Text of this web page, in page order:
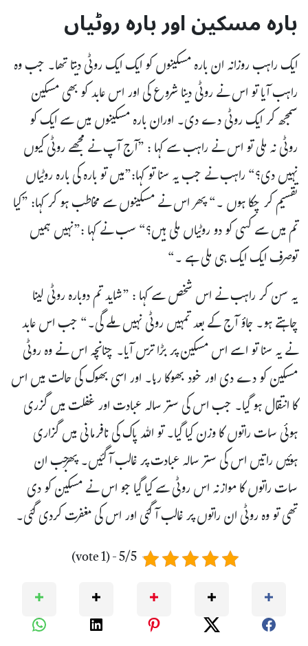
بارہ مسکین اور بارہ روٹیاں
ایک راہب روزانہ ان بارہ مسکینوں کو ایک ایک روٹی دیتا تھا۔ جب وہ
راہب آیا تو اس نے روٹی دینا شروع کی اور اس عابد کو بھی مسکین
سمجھ کر ایک روٹی دے دی۔ اوران بارہ مسکینوں میں سے ایک کو
روٹی نہ ملی تو اس نے راہب سے کہا : ”آج آپ نے مجھے روٹی کیوں
نہیں دی؟“ راہب نے جب یہ سنا تو کہا:”میں تو بارہ کی بارہ روٹیاں
تقسیم کر چکا ہوں ۔“ پھر اس نے مسکینوں سے مخاطب ہو کر کہا: ”کیا
تم میں سے کسی کو دو روٹیاں ملی ہیں؟“ سب نے کہا :”نہیں ہمیں
توصرف ایک ایک ہی ملی ہے ۔“
یہ سن کر راہب نے اس شخص سے کہا : ”شاید تم دوبارہ روٹی لینا
چاہتے ہو۔ جاؤ آج کے بعد تمہیں روٹی نہیں ملے گی۔“ جب اس عابد
نے یہ سنا تو اسے اس مسکین پر بڑا ترس آیا۔ چنانچہ اس نے وہ روٹی
مسکین کو دے دی اور خود بھوکا رہا۔ اور اسی بھوک کی حالت میں اس
کا انتقال ہو گیا۔ جب اس کی ستر سالہ عبادت اور غفلت میں گزری
ہوئی سات راتوں کا وزن کیا گیا۔ تو اللہ پاک کی نافرمانی میں گزاری
ہوئیں راتیں اس کی ستر سالہ عبادت پر غالب آگئیں۔ پھرجب ان
سات راتوں کا موازنہ اس روٹی سے کیا گیا جو اس نے مسکین کو دی
تھی تو وہ روٹی ان راتوں پر غالب آگئی اور اس کی مغفرت کردی گئی۔
5/5 - (1 vote)